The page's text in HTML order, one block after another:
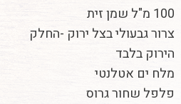
100 מ"ל שמן זית
צרור גבעולי בצל ירוק -החלק
הירוק בלבד
מלח ים אטלנטי
פלפל שחור גרוס